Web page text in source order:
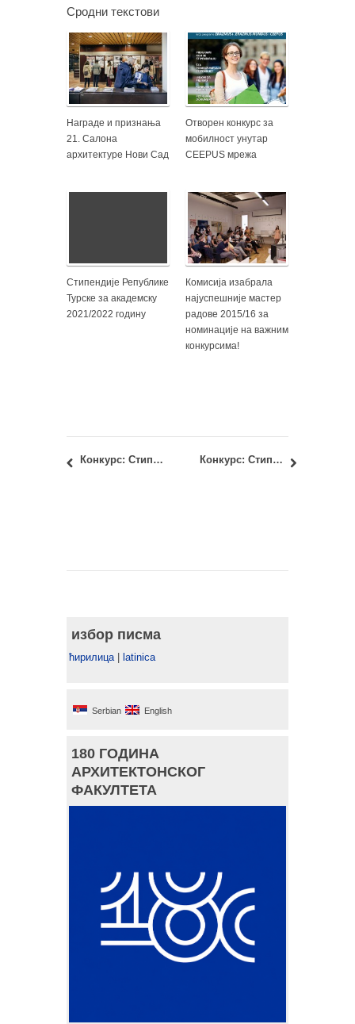
Сродни текстови
Награде и признања
21. Салона
архитектуре Нови Сад
Отворен конкурс за
мобилност унутар
CEEPUS мрежа
Стипендије Републике
Турске за академску
2021/2022 годину
Комисија изабрала
најуспешније мастер
радове 2015/16 за
номинације на важним
конкурсима!
Конкурс: Стипендија Задужбине Љубице М. Здравковић за 2018/19. Конкурс: Стипендије фондације Милана Стефaновића-Смедеревца и супруге Даринке за 2018/19.
избор писма
ћирилица| latinica
Serbian English
180 ГОДИНА
АРХИТЕКТОНСКОГ
ФАКУЛТЕТА